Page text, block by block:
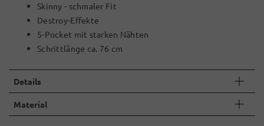
Skinny - schmaler Fit
Destroy-Effekte
5-Pocket mit starken Nähten
Schrittlänge ca. 76 cm
Details
Material